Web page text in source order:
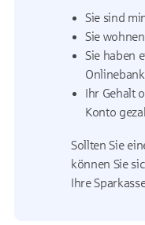
Sie sind
Sie
Sie haben
Ihr Gehalt
Konto
Sollten Sie
können Sie
Ihre